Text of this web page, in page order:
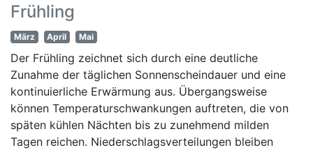
Frühling
März April Mai
Der Frühling zeichnet sich durch eine deutliche
Zunahme der täglichen Sonnenscheindauer und eine
kontinuierliche Erwärmung aus. Übergangsweise
können Temperaturschwankungen auftreten, die von
späten kühlen Nächten bis zu zunehmend milden
Tagen reichen. Niederschlagsverteilungen bleiben